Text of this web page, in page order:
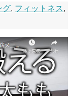
グ, フィットネス,